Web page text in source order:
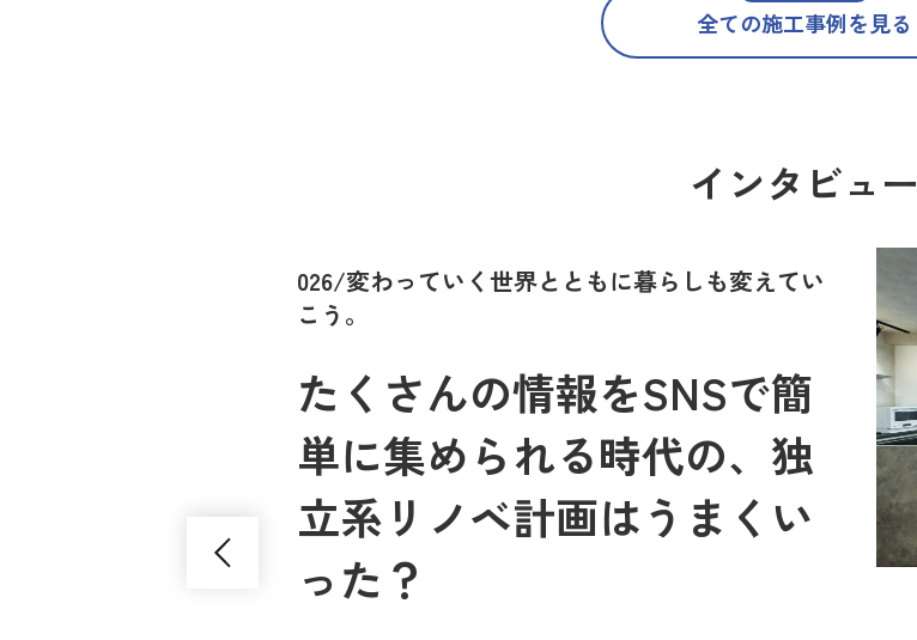
全ての施工事例を見る
インタビュー
026/変わっていく世界とともに暮らしも変えてい
こう。
たくさんの情報をSNSで簡
単に集められる時代の、独
立系リノベ計画はうまくい
った？